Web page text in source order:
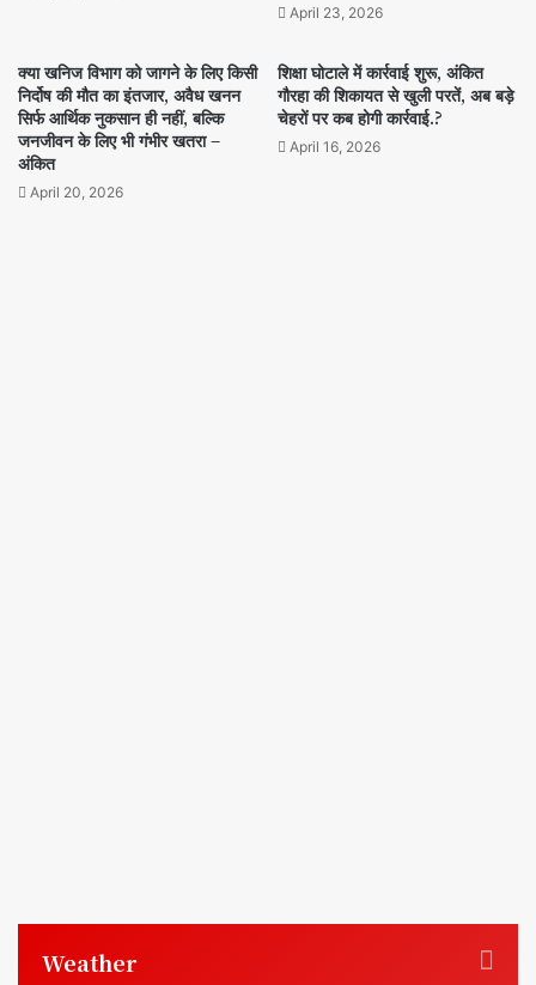
April 23, 2026
क्या खनिज विभाग को जागने के लिए किसी
निर्दोष की मौत का इंतजार, अवैध खनन
सिर्फ आर्थिक नुकसान ही नहीं, बल्कि
जनजीवन के लिए भी गंभीर खतरा –
अंकित
April 20, 2026
शिक्षा घोटाले में कार्रवाई शुरू, अंकित
गौरहा की शिकायत से खुली परतें, अब बड़े
चेहरों पर कब होगी कार्रवाई.?
April 16, 2026
Weather